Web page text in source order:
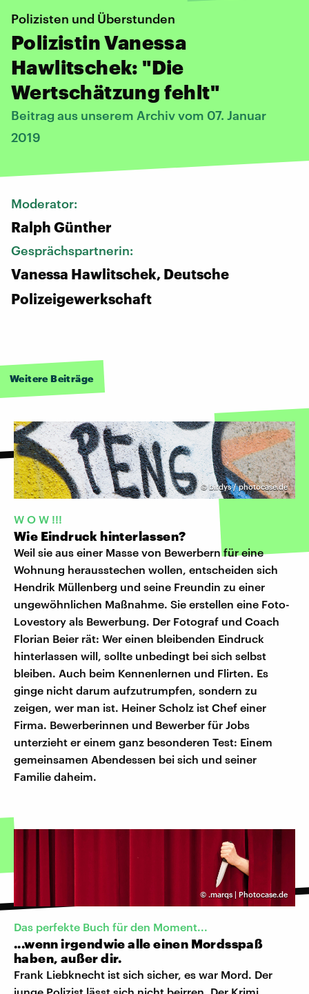
Polizisten und Überstunden
Polizistin Vanessa
Hawlitschek: "Die
Wertschätzung fehlt"
Beitrag aus unserem Archiv vom 07. Januar
2019
Moderator:
Ralph Günther
Gesprächspartnerin:
Vanessa Hawlitschek, Deutsche
Polizeigewerkschaft
Weitere Beiträge
©birdys / photocase.de
W O W !!!
Wie Eindruck hinterlassen?
Weil sie aus einer Masse von Bewerbern für eine
Wohnung herausstechen wollen, entscheiden sich
Hendrik Müllenberg und seine Freundin zu einer
ungewöhnlichen Maßnahme. Sie erstellen eine Foto-
Lovestory als Bewerbung. Der Fotograf und Coach
Florian Beier rät: Wer einen bleibenden Eindruck
hinterlassen will, sollte unbedingt bei sich selbst
bleiben. Auch beim Kennenlernen und Flirten. Es
ginge nicht darum aufzutrumpfen, sondern zu
zeigen, wer man ist. Heiner Scholz ist Chef einer
Firma. Bewerberinnen und Bewerber für Jobs
unterzieht er einem ganz besonderen Test: Einem
gemeinsamen Abendessen bei sich und seiner
Familie daheim.
© .marqs | Photocase.de
Das perfekte Buch für den Moment...
...wenn irgendwie alle einen Mordsspaß
haben, außer dir.
Frank Liebknecht ist sich sicher, es war Mord. Der